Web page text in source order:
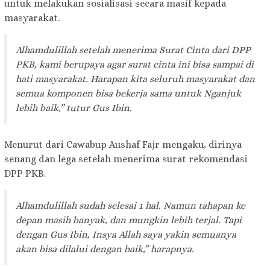
untuk melakukan sosialisasi secara masif kepada
masyarakat.
Alhamdulillah setelah menerima Surat Cinta dari DPP
PKB, kami berupaya agar surat cinta ini bisa sampai di
hati masyarakat. Harapan kita seluruh masyarakat dan
semua komponen bisa bekerja sama untuk Nganjuk
lebih baik,” tutur Gus Ibin.
Menurut dari Cawabup Aushaf Fajr mengaku, dirinya
senang dan lega setelah menerima surat rekomendasi
DPP PKB.
Alhamdulillah sudah selesai 1 hal. Namun tahapan ke
depan masih banyak, dan mungkin lebih terjal. Tapi
dengan Gus Ibin, Insya Allah saya yakin semuanya
akan bisa dilalui dengan baik,” harapnya.